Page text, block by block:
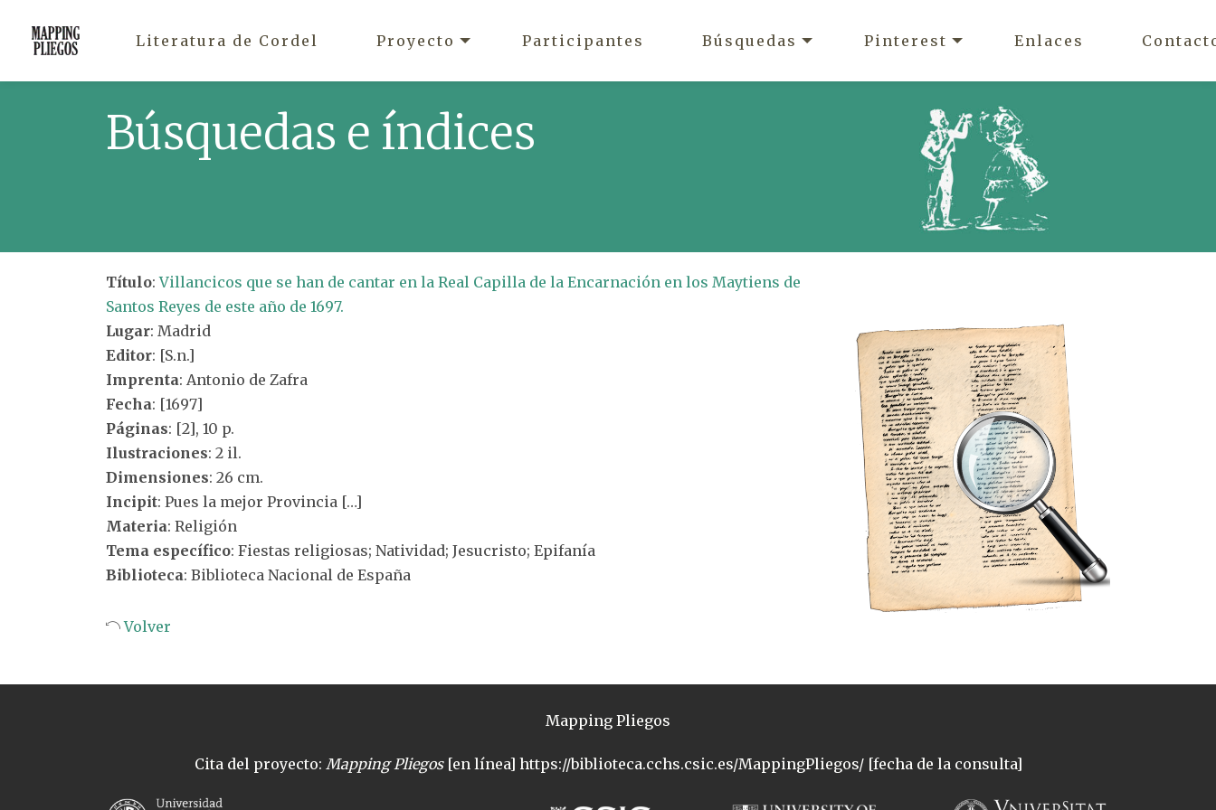
Literatura de Cordel Proyecto Participantes Búsquedas Pinterest Enlaces
Búsquedas e índices
Título:Villancicos que se han de cantar en la Real Capilla de la Encarnación en los Maytiens de
Santos Reyes de este año de 1697.
Lugar: Madrid
Editor: [S.n.]
Imprenta: Antonio de Zafra
Fecha: [1697]
Páginas: [2], 10 p.
Ilustraciones: 2 il.
Dimensiones: 26 cm.
Incipit: Pues la mejor Provincia […]
Materia: Religión
Tema específico: Fiestas religiosas; Natividad; Jesucristo; Epifanía
Biblioteca: Biblioteca Nacional de España
Volver
Mapping Pliegos
Cita del proyecto: Mapping Pliegos[en línea] https://biblioteca.cchs.csic.es/MappingPliegos/ [fecha de la consulta]